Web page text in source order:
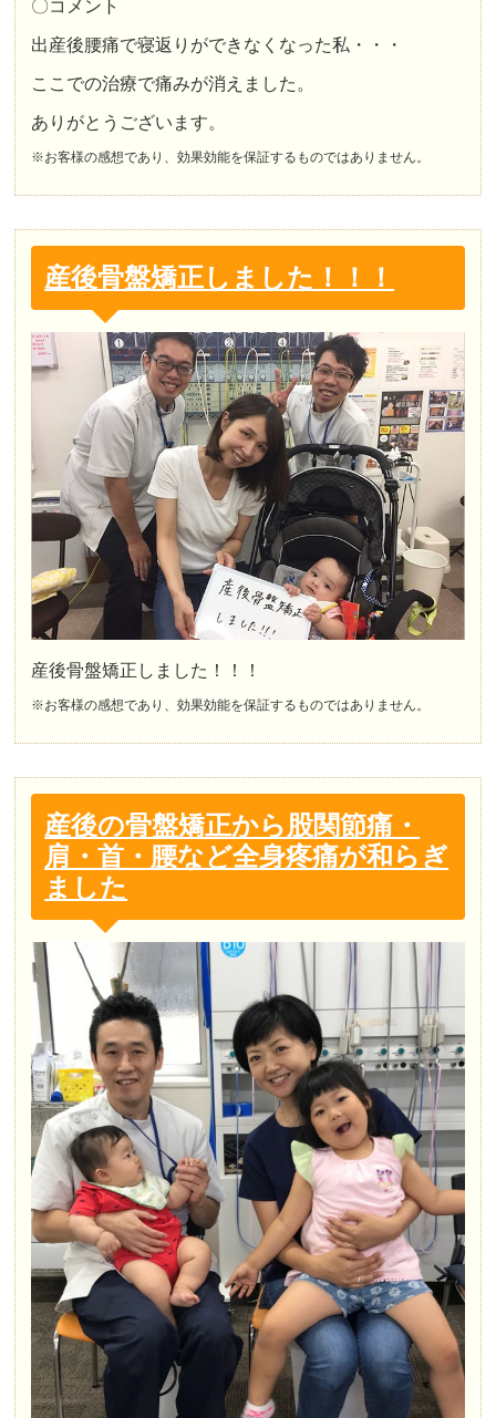
〇コメント
出産後腰痛で寝返りができなくなった私・・・
ここでの治療で痛みが消えました。
ありがとうございます。
※お客様の感想であり、効果効能を保証するものではありません。
産後骨盤矯正しました！！！
産後骨盤矯正しました！！！
※お客様の感想であり、効果効能を保証するものではありません。
産後の骨盤矯正から股関節痛・
肩・首・腰など全身疼痛が和らぎ
ました